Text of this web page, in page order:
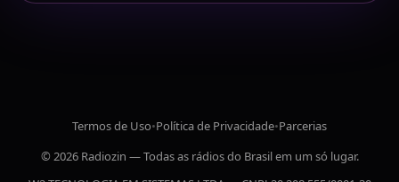
Termos de Uso•Política de Privacidade•Parcerias
© 2026 Radiozin — Todas as rádios do Brasil em um só lugar.